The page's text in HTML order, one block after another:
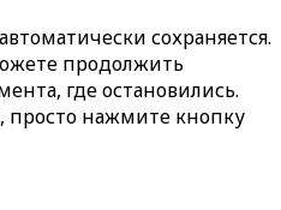
сохраняется.
продолжить
где остановились.
просто нажмите кнопку